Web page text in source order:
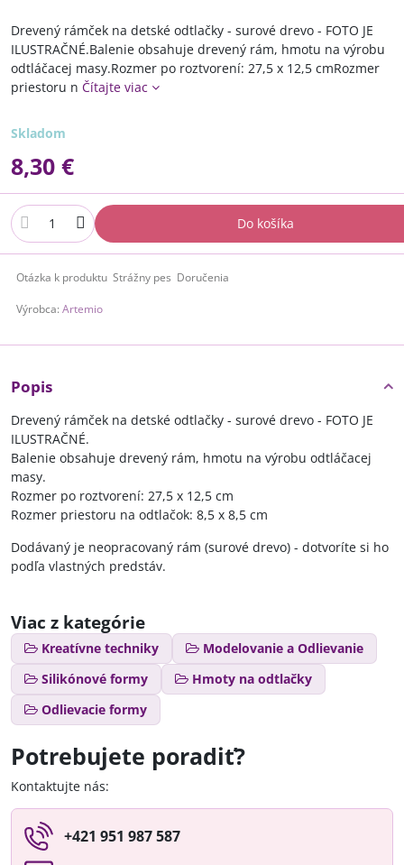
Drevený rámček na detské odtlačky - surové drevo - FOTO JE
ILUSTRAČNÉ.Balenie obsahuje drevený rám, hmotu na výrobu
odtláčacej masy.Rozmer po roztvorení: 27,5 x 12,5 cmRozmer
priestoru n Čítajte viac
Skladom
8,30 €
Do košíka
Otázka k produktu Strážny pes Doručenia
Výrobca: Artemio
Popis
Drevený rámček na detské odtlačky - surové drevo - FOTO JE
ILUSTRAČNÉ.
Balenie obsahuje drevený rám, hmotu na výrobu odtláčacej
masy.
Rozmer po roztvorení: 27,5 x 12,5 cm
Rozmer priestoru na odtlačok: 8,5 x 8,5 cm
Dodávaný je neopracovaný rám (surové drevo) - dotvoríte si ho
podľa vlastných predstáv.
Viac z kategórie
Kreatívne techniky
Modelovanie a Odlievanie
Silikónové formy
Hmoty na odtlačky
Odlievacie formy
Potrebujete poradiť?
Kontaktujte nás:
+421 951 987 587